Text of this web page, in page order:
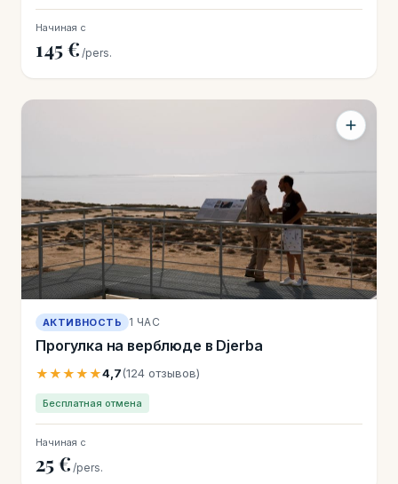
Начиная с
145 € /pers.
АКТИВНОСТЬ 1 ЧАС
Прогулка на верблюде в Djerba
★★★★★4,7(124 отзывов)
Бесплатная отмена
Начиная с
25 € /pers.